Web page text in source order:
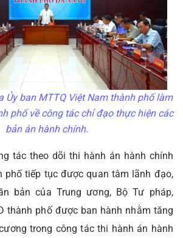
Ủy ban MTTQ Việt Nam thành phố làm
phố về công tác chỉ đạo thực hiện các
bản án hành chính.
tác theo dõi thi hành án hành chính
phố tiếp tục được quan tâm lãnh đạo,
bản của Trung ương, Bộ Tư pháp,
thành phố được ban hành nhằm tăng
trong công tác thi hành án hành